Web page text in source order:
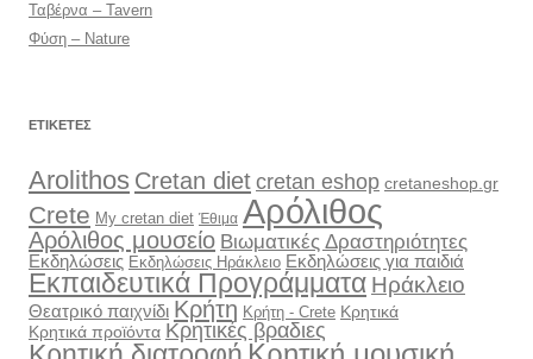
Ταβέρνα – Tavern
Φύση – Nature
ΕΤΙΚΈΤΕΣ
Arolithos Cretan dietcretan eshop cretaneshop.gr
Crete My cretan diet Έθιμα Αρόλιθος
Αρόλιθος μουσείο Βιωματικές Δραστηριότητες
Εκδηλώσεις Εκδηλώσεις Ηράκλειο Εκδηλώσεις για παιδιά
Εκπαιδευτικά Προγράμματα Ηράκλειο
Θεατρικό παιχνίδι Κρήτη Κρήτη - Crete Κρητικά
Κρητικά προϊόντα Κρητικές βραδιες